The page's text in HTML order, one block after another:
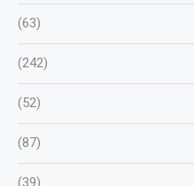
(63)
(242)
(52)
(87)
(39)